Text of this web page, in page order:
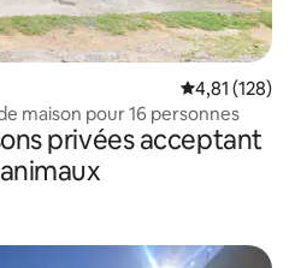
Évaluation
4,81 (128)
maison pour 16 personnes
privées acceptant